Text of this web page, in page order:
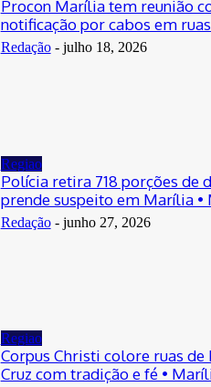
Procon Marília tem reunião
notificação por cabos em
Redação - julho 18, 2026
Regiao
Polícia retira 718 porções de
prende suspeito em Marília
Redação - junho 27, 2026
Regiao
Corpus Christi colore ruas de
Cruz com tradição e fé •